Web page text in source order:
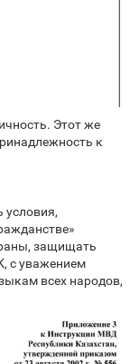
Этот же
к
условия,
защищать
с уважением
всех народов,